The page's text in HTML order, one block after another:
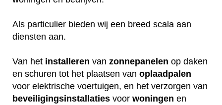
Als particulier bieden wij een breed scala aan
diensten aan.
Van het installeren van zonnepanelen op daken
en schuren tot het plaatsen van oplaadpalen
voor elektrische voertuigen, en het verzorgen van
beveiligingsinstallaties voor woningen en